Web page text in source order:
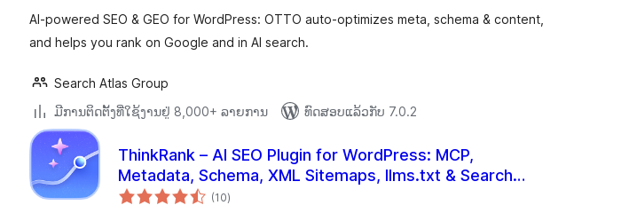
AI-powered SEO & GEO for WordPress: OTTO auto-optimizes meta, schema & content,
and helps you rank on Google and in AI search.
Search Atlas Group
ມີການຕິດຕັ້ງທີ່ໃຊ້ງານຢູ່ 8,000+ ລາຍການ
ທົດສອບແລ້ວກັບ 7.0.2
ThinkRank – AI SEO Plugin for WordPress: MCP,
Metadata, Schema, XML Sitemaps, llms.txt & Search
Console
(10ຄະແນນ
ທັງໝົດ
)